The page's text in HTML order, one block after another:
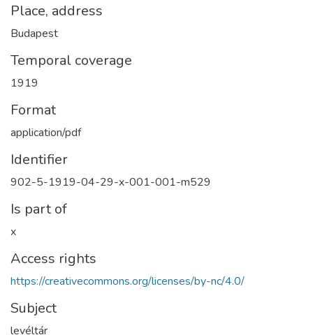
Place, address
Budapest
Temporal coverage
1919
Format
application/pdf
Identifier
902-5-1919-04-29-x-001-001-m529
Is part of
x
Access rights
https://creativecommons.org/licenses/by-nc/4.0/
Subject
levéltár